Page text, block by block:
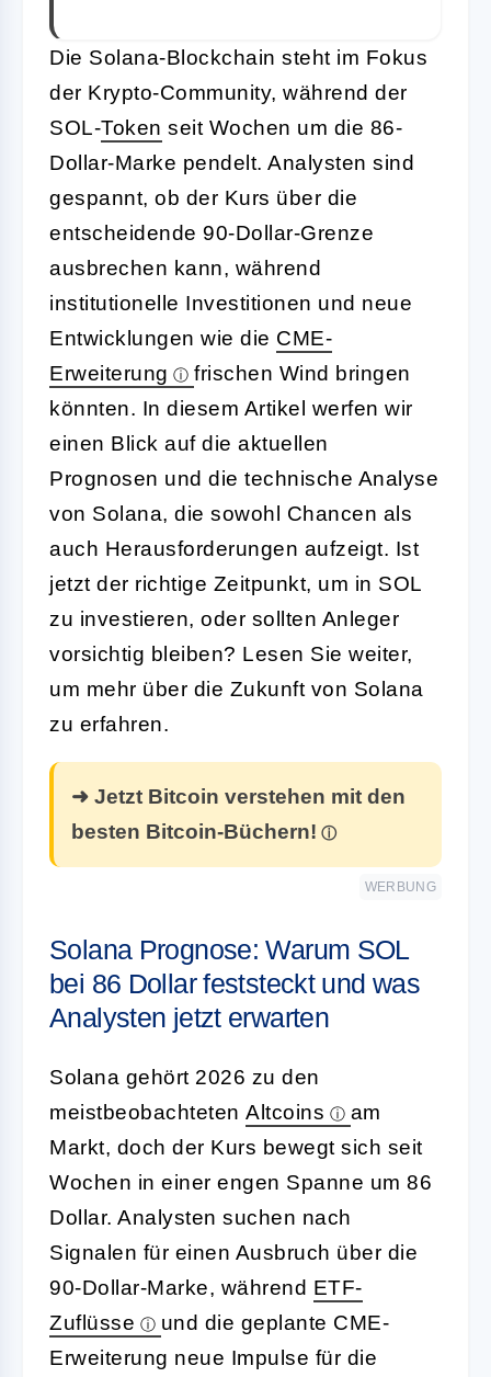
Die Solana-Blockchain steht im Fokus
der Krypto-Community, während der
SOL-Token seit Wochen um die 86-
Dollar-Marke pendelt. Analysten sind
gespannt, ob der Kurs über die
entscheidende 90-Dollar-Grenze
ausbrechen kann, während
institutionelle Investitionen und neue
Entwicklungen wie die CME-
Erweiterung
frischen Wind bringen
könnten. In diesem Artikel werfen wir
einen Blick auf die aktuellen
Prognosen und die technische Analyse
von Solana, die sowohl Chancen als
auch Herausforderungen aufzeigt. Ist
jetzt der richtige Zeitpunkt, um in SOL
zu investieren, oder sollten Anleger
vorsichtig bleiben? Lesen Sie weiter,
um mehr über die Zukunft von Solana
zu erfahren.
➜ Jetzt Bitcoin verstehen mit den
besten Bitcoin-Büchern!
WERBUNG
Solana Prognose: Warum SOL
bei 86 Dollar feststeckt und was
Analysten jetzt erwarten
Solana gehört 2026 zu den
meistbeobachteten Altcoins
am
Markt, doch der Kurs bewegt sich seit
Wochen in einer engen Spanne um 86
Dollar. Analysten suchen nach
Signalen für einen Ausbruch über die
90-Dollar-Marke, während ETF-
Zuflüsse
und die geplante CME-
Erweiterung neue Impulse für die